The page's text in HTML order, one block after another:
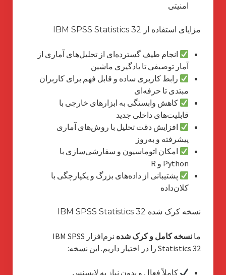
امنیتی
مزایای استفاده از IBM SPSS Statistics 32
انجام طیف گسترده‌ای از تحلیل‌های آماری از
آمار توصیفی تا یادگیری ماشین
رابط کاربری ساده و قابل فهم برای کاربران
مبتدی تا حرفه‌ای
کاهش وابستگی به ابزارهای خارجی با
قابلیت‌های داخلی جدید
افزایش دقت تحلیل با روش‌های آماری
پیشرفته و به‌روز
امکان اتوماسیون و سفارشی‌سازی با
Python و R
پشتیبانی از داده‌های بزرگ و یکپارچگی با
کلان‌داده
نسخه کرک شده IBM SPSS Statistics 32
ما نسخه کامل و کرک شده
نرم‌افزار IBM SPSS
Statistics 32 را در اختیار داریم. این نسخه:
کاملاً فعال و بدون نیاز به لایسنس